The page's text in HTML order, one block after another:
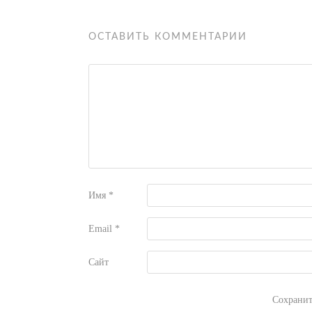
ОСТАВИТЬ КОММЕНТАРИЙ
Имя *
Email *
Сайт